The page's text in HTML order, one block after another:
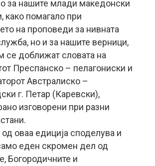
за нашите млади македонски
како помагало при
на проповеди за нивната
но и за нашите верници,
се доближат словата на
Преспанско – пелагониски и
Австралиско –
г. Петар (Каревски),
изговорени при разни
оваа едиција споделува и
еден скромен дел од
Богородичните и